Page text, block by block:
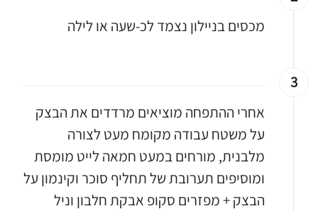
מכסים בניילון נצמד לכ-שעה או לילה
3
אחרי ההתפחה מוציאים מרדדים את הבצק
על משטח עבודה מקומח מעט לצורה
מלבנית, מורחים במעט חמאה לייט מומסת
ומוסיפים תערובת של תחליף סוכר וקינמון על
הבצק + מפזרים סקופ אבקת חלבון וניל